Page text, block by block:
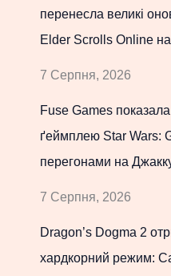
перенесла великі
Elder Scrolls Online на
7 Серпня, 2026
Fuse Games
ґеймплею Star Wars:
перегонами на
7 Серпня, 2026
Dragon’s Dogma 2
хардкорний режим: